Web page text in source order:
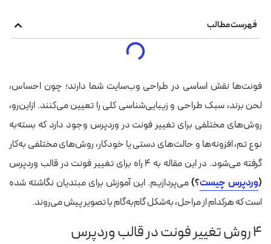
فهرست مطالب
فونت‌ها نقش اساسی در طراحی وب‌سایت شما دارند؛ چون احساس،
لحن برند، سبک طراحی و زیبایی‌شناسی کلی را تعیین می‌کنند. ازاین‌رو،
روش‌های مختلفی برای تغییر فونت در وردپرس وجود دارد که بسته‌به
نوع تم، افزونه‌ها و حالت‌های دستی یا خودکار، روش‌های مختلفی به‌کار
گرفته می‌شود. در این مقاله به ۴ راه‌ برای تغییر فونت در قالب وردپرس
(وردپرس چیست؟)می‌پردازیم. این آموزش برای مبتدیان نگاشته شده
است که هرکدام از مراحل، به‌شکل گام‌به‌گام با تصویر پیش می‌روند.
۴ روش تغییر فونت در قالب وردپرس